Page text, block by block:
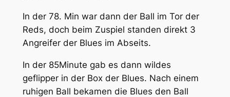
In der 78. Min war dann der Ball im Tor der
Reds, doch beim Zuspiel standen direkt 3
Angreifer der Blues im Abseits.
In der 85Minute gab es dann wildes
geflipper in der Box der Blues. Nach einem
ruhigen Ball bekamen die Blues den Ball